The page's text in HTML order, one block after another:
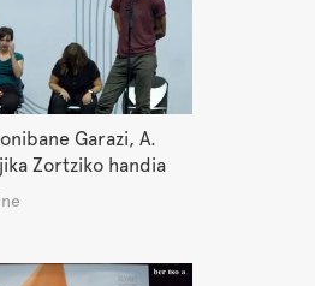
Garazi, A.
Zortziko handia